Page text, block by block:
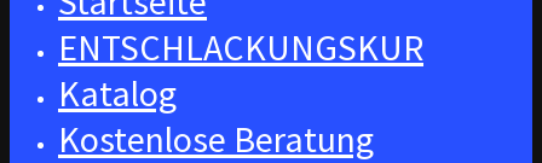
ENTSCHLACKUNGSKUR
Katalog
Kostenlose Beratung